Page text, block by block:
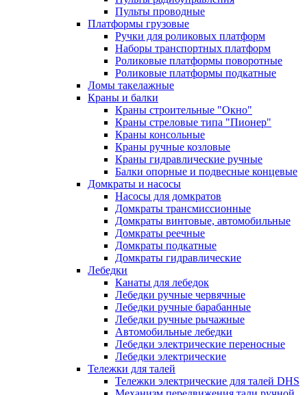
Пульты проводные
Платформы грузовые
Ручки для роликовых платформ
Наборы транспортных платформ
Роликовые платформы поворотные
Роликовые платформы подкатные
Ломы такелажные
Краны и балки
Краны строительные "Окно"
Краны стреловые типа "Пионер"
Краны консольные
Краны ручные козловые
Краны гидравлические ручные
Балки опорные и подвесные концевые
Домкраты и насосы
Насосы для домкратов
Домкраты трансмиссионные
Домкраты винтовые, автомобильные
Домкраты реечные
Домкраты подкатные
Домкраты гидравлические
Лебедки
Канаты для лебедок
Лебедки ручные червячные
Лебедки ручные барабанные
Лебедки ручные рычажные
Автомобильные лебедки
Лебедки электрические переносные
Лебедки электрические
Тележки для талей
Тележки электрические для талей DHS